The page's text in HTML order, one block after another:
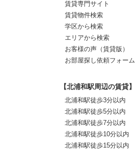
賃貸専門サイト
賃貸物件検索
学区から検索
エリアから検索
お客様の声（賃貸版）
お部屋探し依頼フォーム
【北浦和駅周辺の賃貸】
北浦和駅徒歩3分以内
北浦和駅徒歩5分以内
北浦和駅徒歩7分以内
北浦和駅徒歩10分以内
北浦和駅徒歩15分以内